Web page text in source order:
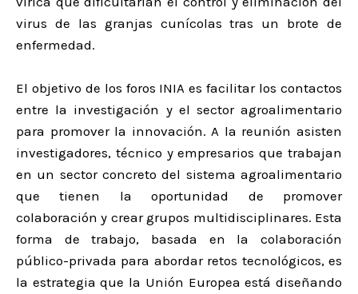
virus de las granjas cunícolas tras un brote de
enfermedad.
El objetivo de los foros INIA es facilitar los contactos
entre la investigación y el sector agroalimentario
para promover la innovación. A la reunión asisten
investigadores, técnico y empresarios que trabajan
en un sector concreto del sistema agroalimentario
que tienen la oportunidad de promover
colaboración y crear grupos multidisciplinares. Esta
forma de trabajo, basada en la colaboración
público-privada para abordar retos tecnológicos, es
la estrategia que la Unión Europea está diseñando